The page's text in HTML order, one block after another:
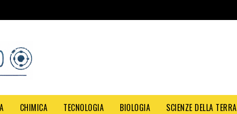
CHIMICA TECNOLOGIA BIOLOGIA SCIENZE DELLA TERRA